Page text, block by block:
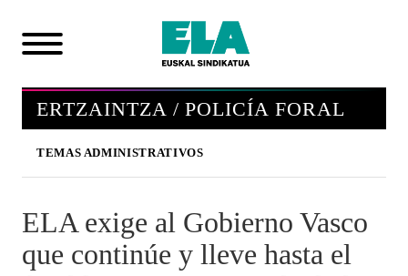
ERTZAINTZA / POLICÍA FORAL
TEMAS ADMINISTRATIVOS
ELA exige al Gobierno Vasco
que continúe y lleve hasta el